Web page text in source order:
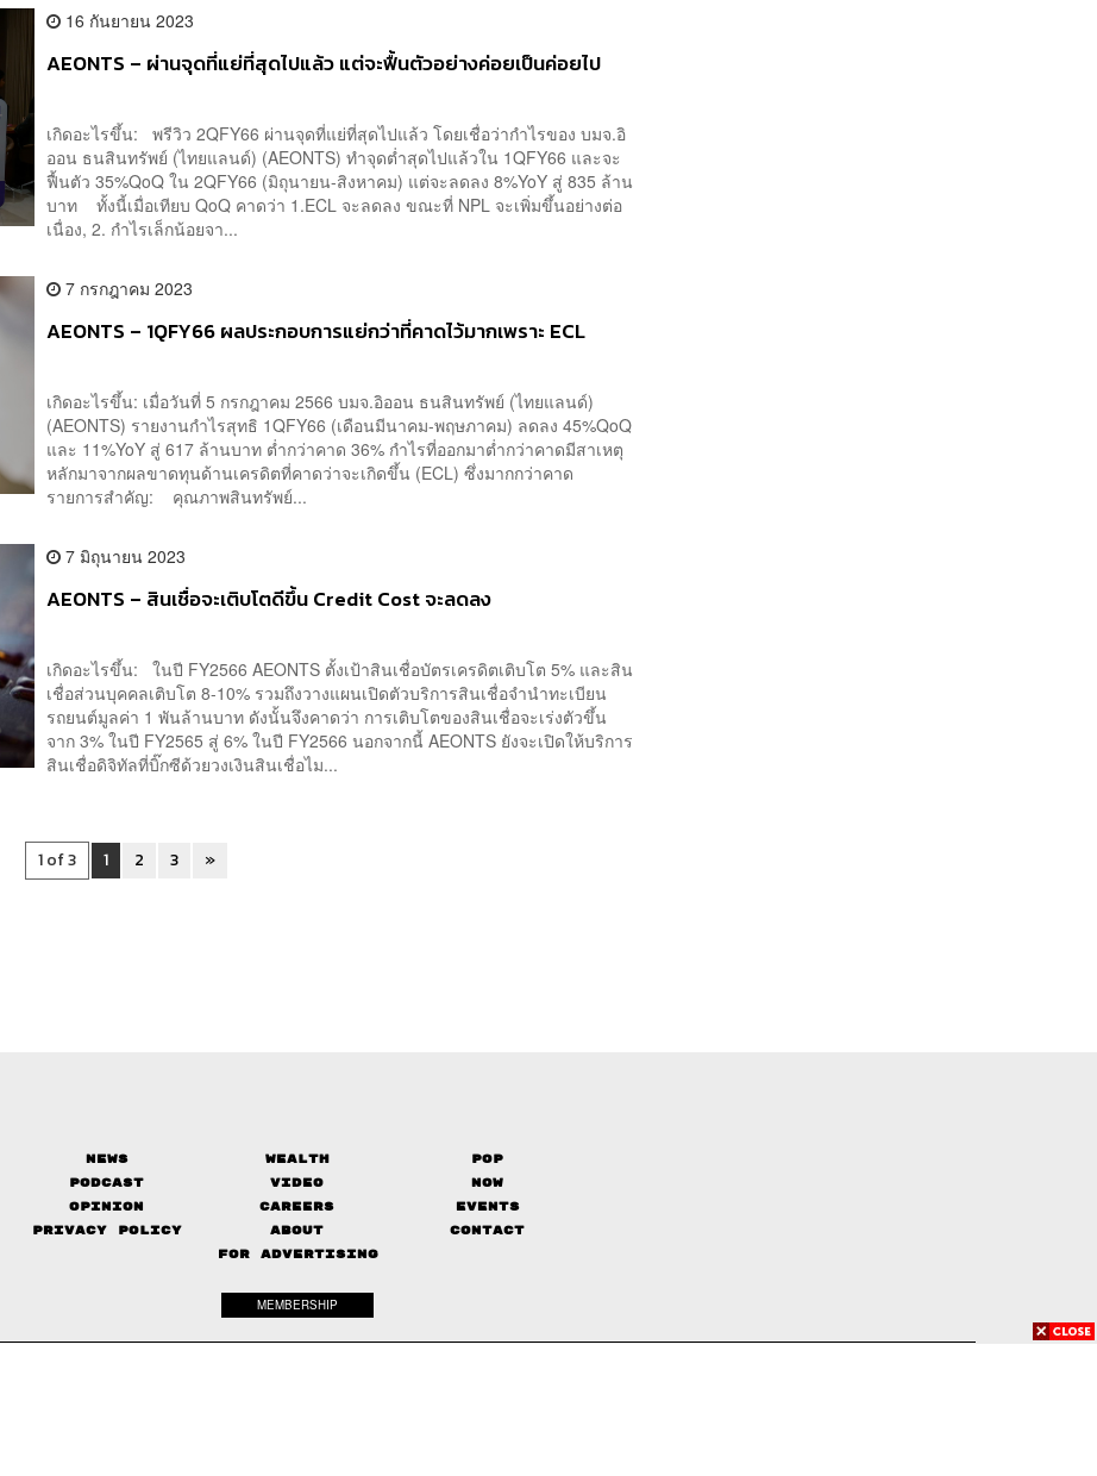
16 กันยายน 2023
AEONTS – ผ่านจุดที่แย่ที่สุดไปแล้ว แต่จะฟื้นตัวอย่างค่อยเป็นค่อยไป
เกิดอะไรขึ้น: พรีวิว 2QFY66 ผ่านจุดที่แย่ที่สุดไปแล้ว โดยเชื่อว่ากำไรของ บมจ.อิ
ออน ธนสินทรัพย์ (ไทยแลนด์) (AEONTS) ทำจุดต่ำสุดไปแล้วใน 1QFY66 และจะ
ฟื้นตัว 35%QoQ ใน 2QFY66 (มิถุนายน-สิงหาคม) แต่จะลดลง 8%YoY สู่ 835 ล้าน
บาท ทั้งนี้เมื่อเทียบ QoQ คาดว่า 1.ECL จะลดลง ขณะที่ NPL จะเพิ่มขึ้นอย่างต่อ
เนื่อง, 2. กำไรเล็กน้อยจา...
7 กรกฎาคม 2023
AEONTS – 1QFY66 ผลประกอบการแย่กว่าที่คาดไว้มากเพราะ ECL
เกิดอะไรขึ้น: เมื่อวันที่ 5 กรกฎาคม 2566 บมจ.อิออน ธนสินทรัพย์ (ไทยแลนด์)
(AEONTS) รายงานกำไรสุทธิ 1QFY66 (เดือนมีนาคม-พฤษภาคม) ลดลง 45%QoQ
และ 11%YoY สู่ 617 ล้านบาท ต่ำกว่าคาด 36% กำไรที่ออกมาต่ำกว่าคาดมีสาเหตุ
หลักมาจากผลขาดทุนด้านเครดิตที่คาดว่าจะเกิดขึ้น (ECL) ซึ่งมากกว่าคาด
รายการสำคัญ: คุณภาพสินทรัพย์...
7 มิถุนายน 2023
AEONTS – สินเชื่อจะเติบโตดีขึ้น Credit Cost จะลดลง
เกิดอะไรขึ้น: ในปี FY2566 AEONTS ตั้งเป้าสินเชื่อบัตรเครดิตเติบโต 5% และสิน
เชื่อส่วนบุคคลเติบโต 8-10% รวมถึงวางแผนเปิดตัวบริการสินเชื่อจำนำทะเบียน
รถยนต์มูลค่า 1 พันล้านบาท ดังนั้นจึงคาดว่า การเติบโตของสินเชื่อจะเร่งตัวขึ้น
จาก 3% ในปี FY2565 สู่ 6% ในปี FY2566 นอกจากนี้ AEONTS ยังจะเปิดให้บริการ
สินเชื่อดิจิทัลที่บิ๊กซีด้วยวงเงินสินเชื่อไม...
1 of 3 1 2 3 »
News Wealth
Pop
Podcast
Video
Now
Opinion
Careers
Events
Privacy Policy
About
Contact
FOR ADVERTISING
MEMBERSHIP